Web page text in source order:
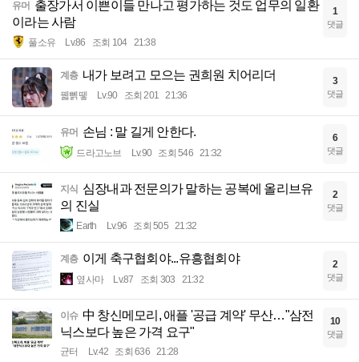
유머 출장가서 이쁜이들 만나고 평가하는 것도 업무의 일환
이라는 사람
풀소유 Lv.86 조회 104 21:38
1
댓글
계층 내가 보려고 모으는 권희원 치어리더
꿻뻵뗗 Lv.90 조회 201 21:36
3
댓글
유머 손님 : 말 길게 안한다.
드라고노브 Lv.90 조회 546 21:32
6
댓글
지식 심장내과 전문의가 말하는 공복에 올리브유
의 진실
Earth Lv.96 조회 505 21:32
2
댓글
계층 이게 축구협회야...유흥협회야
옆사마 Lv.87 조회 303 21:32
2
댓글
이슈 中 창신메모리, 애플 '공급 계약' 무산…"삼전
닉스보다 높은 가격 요구"
균터 Lv.42 조회 636 21:28
10
댓글